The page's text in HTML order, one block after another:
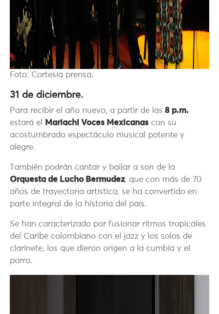
Foto: Cortesía prensa.
31 de diciembre.
Para recibir el año nuevo, a partir de las 8 p.m.
estará el
Mariachi Voces Mexicanas con su
acostumbrado espectáculo musical potente y
alegre.
También podrán cantar y bailar a son de la
Orquesta de Lucho Bermudez, que con más de 70
años de trayectoria artística, se ha convertido en
parte integral de la historia del país.
Se han caracterizado por fusionar ritmos tropicales
del Caribe colombiano con el jazz y los solos de
clarinete, los que dieron origen a la cumbia y el
porro.